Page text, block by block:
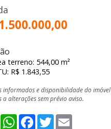
terreno: 544,00 m²
R$ 1.843,55
informados e disponibilidade do imóvel
a alterações sem prévio aviso.
ShareWhatsApp
Facebook
Twitter